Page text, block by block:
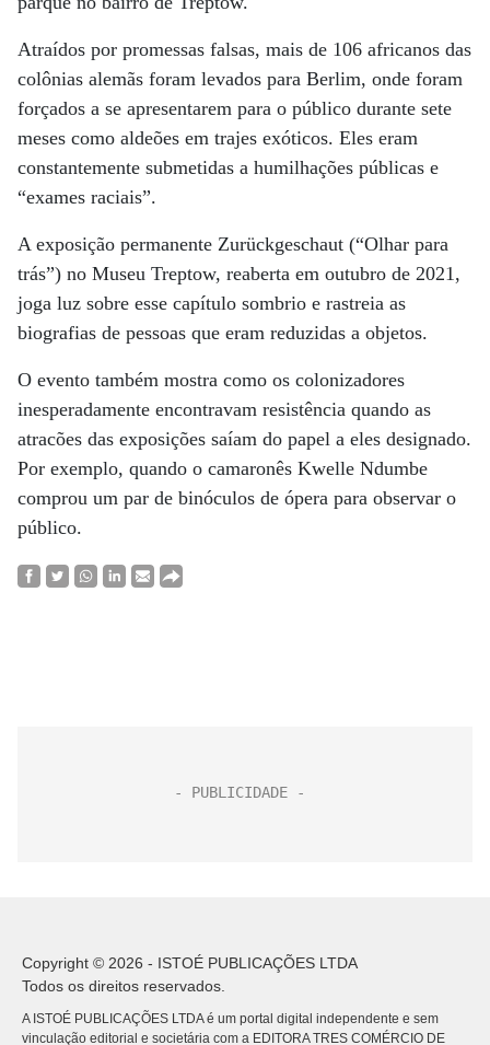
Atraídos por promessas falsas, mais de 106 africanos das
colônias alemãs foram levados para Berlim, onde foram
forçados a se apresentarem para o público durante sete
meses como aldeões em trajes exóticos. Eles eram
constantemente submetidas a humilhações públicas e
“exames raciais”.
A exposição permanente Zurückgeschaut (“Olhar para
trás”) no Museu Treptow, reaberta em outubro de 2021,
joga luz sobre esse capítulo sombrio e rastreia as
biografias de pessoas que eram reduzidas a objetos.
O evento também mostra como os colonizadores
inesperadamente encontravam resistência quando as
atracões das exposições saíam do papel a eles designado.
Por exemplo, quando o camaronês Kwelle Ndumbe
comprou um par de binóculos de ópera para observar o
público.
Copyright © 2026 - ISTOÉ PUBLICAÇÕES LTDA
Todos os direitos reservados.
A ISTOÉ PUBLICAÇÕES LTDA é um portal digital independente e sem
vinculação editorial e societária com a EDITORA TRES COMÉRCIO DE